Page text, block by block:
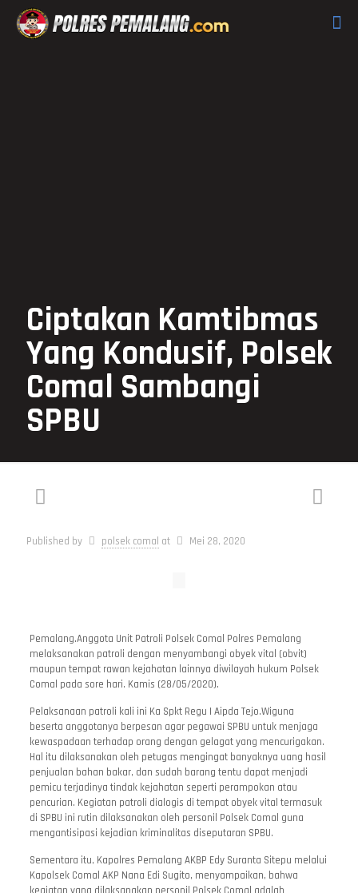
Ciptakan Kamtibmas
Yang Kondusif, Polsek
Comal Sambangi
SPBU
Published by polsek comal at Mei 28, 2020
Pemalang.Anggota Unit Patroli Polsek Comal Polres Pemalang
melaksanakan patroli dengan menyambangi obyek vital (obvit)
maupun tempat rawan kejahatan lainnya diwilayah hukum Polsek
Comal pada sore hari. Kamis (28/05/2020).
Pelaksanaan patroli kali ini Ka Spkt Regu I Aipda Tejo.Wiguna
beserta anggotanya berpesan agar pegawai SPBU untuk menjaga
kewaspadaan terhadap orang dengan gelagat yang mencurigakan.
Hal itu dilaksanakan oleh petugas mengingat banyaknya uang hasil
penjualan bahan bakar, dan sudah barang tentu dapat menjadi
pemicu terjadinya tindak kejahatan seperti perampokan atau
pencurian. Kegiatan patroli dialogis di tempat obyek vital termasuk
di SPBU ini rutin dilaksanakan oleh personil Polsek Comal guna
mengantisipasi kejadian kriminalitas diseputaran SPBU.
Sementara itu, Kapolres Pemalang AKBP Edy Suranta Sitepu melalui
Kapolsek Comal AKP Nana Edi Sugito, menyampaikan, bahwa